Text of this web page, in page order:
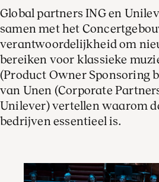
Global partners ING en
samen met het
verantwoordelijkheid om
bereiken voor klassieke
(Product Owner Sponsoring
van Unen (Corporate
Unilever) vertellen waarom
bedrijven essentieel is.